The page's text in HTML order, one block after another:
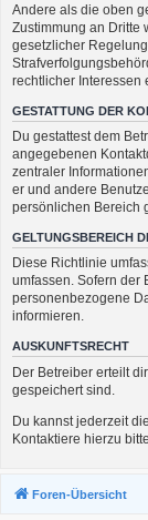
Andere als die oben
Zustimmung an Dritte
gesetzlicher
rechtlicher Interessen
GESTATTUNG DER
Du gestattest dem
angegebenen
zentraler
er und andere
persönlichen Bereich
GELTUNGSBEREICH
Diese Richtlinie
umfassen. Sofern der
personenbezogene
informieren.
AUSKUNFTSRECHT
Der Betreiber erteilt
gespeichert sind.
Du kannst jederzeit
Kontaktiere hierzu
Foren-Übersicht